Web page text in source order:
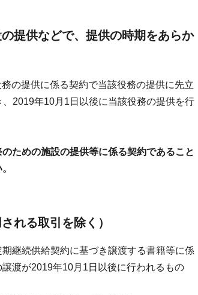
提供などで、提供の時期をあらか
の提供に係る契約で当該役務の提供に先立
2019年10月1日以後に当該役務の提供を行
ための施設の提供等に係る契約であること
れる取引を除く）
継続供給契約に基づき譲渡する書籍等に係
渡が2019年10月1日以後に行われるもの